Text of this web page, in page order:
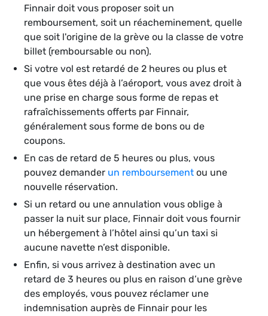
Finnair doit vous proposer soit un
remboursement, soit un réacheminement, quelle
que soit l'origine de la grève ou la classe de votre
billet (remboursable ou non).
Si votre vol est retardé de 2 heures ou plus et
que vous êtes déjà à l’aéroport, vous avez droit à
une prise en charge sous forme de repas et
rafraîchissements offerts par Finnair,
généralement sous forme de bons ou de
coupons.
En cas de retard de 5 heures ou plus, vous
pouvez demander un remboursement ou une
nouvelle réservation.
Si un retard ou une annulation vous oblige à
passer la nuit sur place, Finnair doit vous fournir
un hébergement à l’hôtel ainsi qu’un taxi si
aucune navette n’est disponible.
Enfin, si vous arrivez à destination avec un
retard de 3 heures ou plus en raison d’une grève
des employés, vous pouvez réclamer une
indemnisation auprès de Finnair pour les